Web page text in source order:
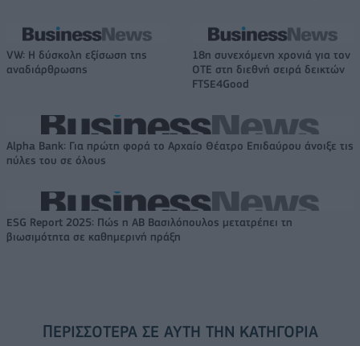
VW: Η δύσκολη εξίσωση της
αναδιάρθρωσης
18η συνεχόμενη χρονιά για τον
ΟΤΕ στη διεθνή σειρά δεικτών
FTSE4Good
Alpha Bank: Για πρώτη φορά το Αρχαίο Θέατρο Επιδαύρου άνοιξε τις
πύλες του σε όλους
ESG Report 2025: Πώς η ΑΒ Βασιλόπουλος μετατρέπει τη
βιωσιμότητα σε καθημερινή πράξη
ΠΕΡΙΣΣΌΤΕΡΑ ΣΕ ΑΥΤΉ ΤΗΝ ΚΑΤΗΓΟΡΊΑ